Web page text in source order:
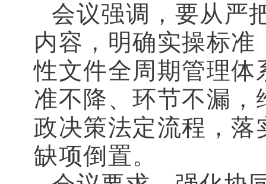
会议强调，要从严
内容，明确实操标
性文件全周期管理
准不降、环节不漏
政决策法定流程，
缺项倒置。